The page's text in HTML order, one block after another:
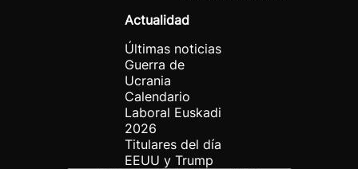
Actualidad
Últimas noticias
Guerra de
Ucrania
Calendario
Laboral Euskadi
2026
Titulares del día
EEUU y Trump